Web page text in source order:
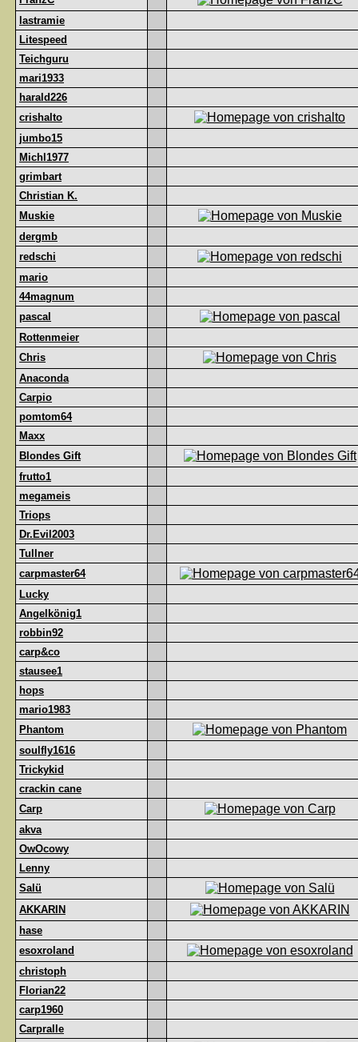
lastramie
Litespeed
Teichguru
mari1933
harald226
crishalto
jumbo15
Michl1977
grimbart
Christian K.
Muskie
dergmb
redschi
mario
44magnum
pascal
Rottenmeier
Chris
Anaconda
Carpio
pomtom64
Maxx
Blondes Gift
frutto1
megameis
Triops
Dr.Evil2003
Tullner
carpmaster64
Lucky
Angelkönig1
robbin92
carp&co
stausee1
hops
mario1983
Phantom
soulfly1616
Trickykid
crackin cane
Carp
akva
OwOcowy
Lenny
Salü
AKKARIN
hase
esoxroland
christoph
Florian22
carp1960
Carpralle